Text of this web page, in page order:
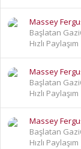
Massey
Başlatan
Hızlı Paylaşım
Massey
Başlatan
Hızlı Paylaşım
Massey
Başlatan
Hızlı Paylaşım